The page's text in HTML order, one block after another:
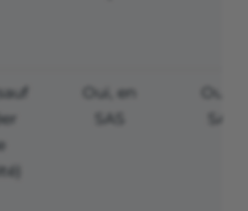
Oui, en
SAS
Oui,
SARL